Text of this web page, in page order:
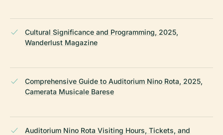
Cultural Significance and Programming, 2025,
Wanderlust Magazine
Comprehensive Guide to Auditorium Nino Rota, 2025,
Camerata Musicale Barese
Auditorium Nino Rota Visiting Hours, Tickets, and